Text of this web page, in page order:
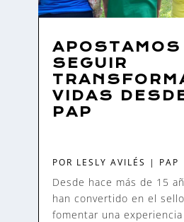
APOSTAMOS
SEGUIR
VIDAS
PAP
POR LESLY AVILÉS | PAP
Desde hace más de 15
han convertido en el
fomentar una